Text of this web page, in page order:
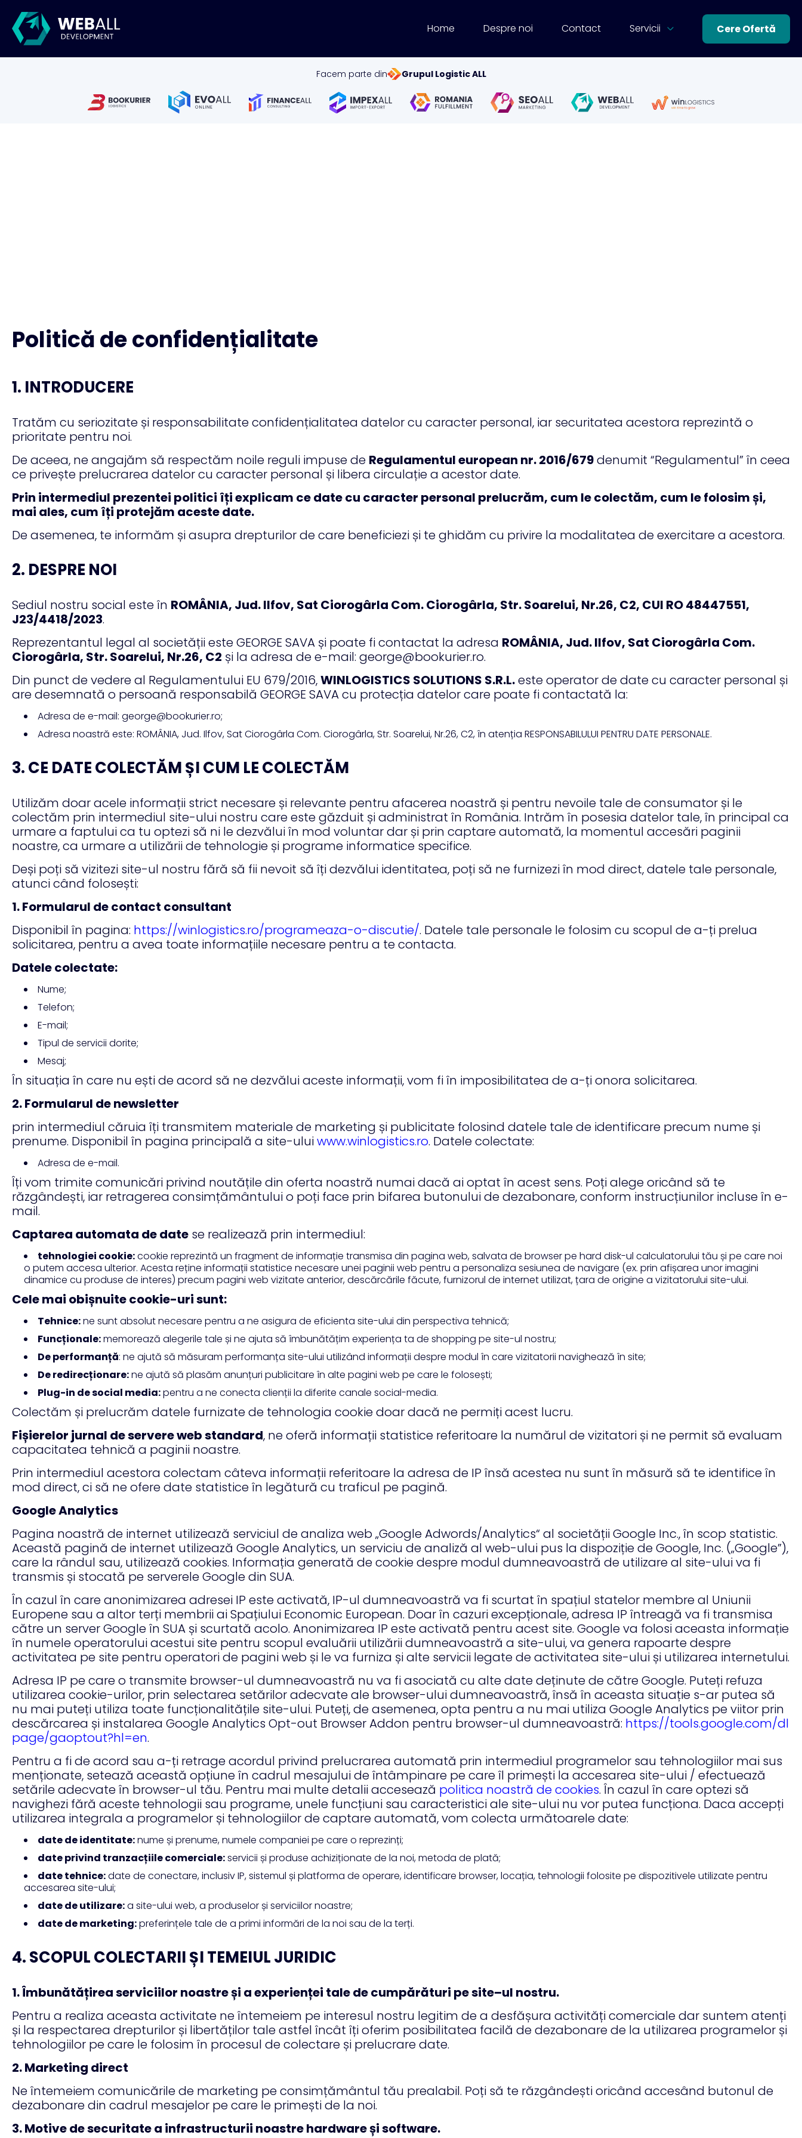
Home Despre noi Contact Servicii Cere Ofertă
Facem parte din Grupul Logistic ALL
Politică de confidențialitate
1. INTRODUCERE
Tratăm cu seriozitate și responsabilitate confidențialitatea datelor cu caracter personal, iar securitatea acestora reprezintă o
prioritate pentru noi.
De aceea, ne angajăm să respectăm noile reguli impuse de Regulamentul european nr. 2016/679denumit “Regulamentul” în ceea
ce privește prelucrarea datelor cu caracter personal și libera circulație a acestor date.
Prin intermediul prezentei politici îți explicam ce date cu caracter personal prelucrăm, cum le colectăm, cum le folosim și,
mai ales, cum îți protejăm aceste date.
De asemenea, te informăm și asupra drepturilor de care beneficiezi și te ghidăm cu privire la modalitatea de exercitare a acestora.
2. DESPRE NOI
Sediul nostru social este în ROMÂNIA, Jud. Ilfov, Sat Ciorogârla Com. Ciorogârla, Str. Soarelui, Nr.26, C2, CUI RO 48447551,
J23/4418/2023.
Reprezentantul legal al societății este GEORGE SAVA și poate fi contactat la adresa ROMÂNIA, Jud. Ilfov, Sat Ciorogârla Com.
Ciorogârla, Str. Soarelui, Nr.26, C2 și la adresa de e-mail: george@bookurier.ro.
Din punct de vedere al Regulamentului EU 679/2016,WINLOGISTICS SOLUTIONS S.R.L.este operator de date cu caracter personal și
are desemnată o persoană responsabilă GEORGE SAVA cu protecția datelor care poate fi contactată la:
Adresa de e-mail: george@bookurier.ro;
Adresa noastră este: ROMÂNIA, Jud. Ilfov, Sat Ciorogârla Com. Ciorogârla, Str. Soarelui, Nr.26, C2, în atenția RESPONSABILULUI PENTRU DATE PERSONALE.
3. CE DATE COLECTĂM ȘI CUM LE COLECTĂM
Utilizăm doar acele informații strict necesare și relevante pentru afacerea noastră și pentru nevoile tale de consumator și le
colectăm prin intermediul site-ului nostru care este găzduit și administrat în România. Intrăm în posesia datelor tale, în principal ca
urmare a faptului ca tu optezi să ni le dezvălui în mod voluntar dar și prin captare automată, la momentul accesări paginii
noastre, ca urmare a utilizării de tehnologie și programe informatice specifice.
Deși poți să vizitezi site-ul nostru fără să fii nevoit să îți dezvălui identitatea, poți să ne furnizezi în mod direct, datele tale personale,
atunci când folosești:
1. Formularul de contact consultant
Disponibil în pagina: https://winlogistics.ro/programeaza-o-discutie/. Datele tale personale le folosim cu scopul de a-ți prelua
solicitarea, pentru a avea toate informațiile necesare pentru a te contacta.
Datele colectate:
Nume;
Telefon;
E-mail;
Tipul de servicii dorite;
Mesaj;
În situația în care nu ești de acord să ne dezvălui aceste informații, vom fi în imposibilitatea de a-ți onora solicitarea.
2. Formularul de newsletter
prin intermediul căruia îți transmitem materiale de marketing și publicitate folosind datele tale de identificare precum nume și
prenume. Disponibil în pagina principală a site-uluiwww.winlogistics.ro. Datele colectate:
Adresa de e-mail.
Îți vom trimite comunicări privind noutățile din oferta noastră numai dacă ai optat în acest sens. Poți alege oricând să te
răzgândești, iar retragerea consimțământului o poți face prin bifarea butonului de dezabonare, conform instrucțiunilor incluse în e-
mail.
Captarea automata de date se realizează prin intermediul:
tehnologiei cookie:cookie reprezintă un fragment de informație transmisa din pagina web, salvata de browser pe hard disk-ul calculatorului tău și pe care noi
o putem accesa ulterior. Acesta reține informații statistice necesare unei paginii web pentru a personaliza sesiunea de navigare (ex. prin afișarea unor imagini
dinamice cu produse de interes) precum pagini web vizitate anterior, descărcările făcute, furnizorul de internet utilizat, țara de origine a vizitatorului site-ului.
Cele mai obișnuite cookie-uri sunt:
Tehnice:ne sunt absolut necesare pentru a ne asigura de eficienta site-ului din perspectiva tehnică;
Funcționale:memorează alegerile tale și ne ajuta să îmbunătățim experiența ta de shopping pe site-ul nostru;
De performanță: ne ajută să măsuram performanța site-ului utilizând informații despre modul în care vizitatorii navighează în site;
De redirecționare:ne ajută să plasăm anunțuri publicitare în alte pagini web pe care le folosești;
Plug-in de social media:pentru a ne conecta clienții la diferite canale social-media.
Colectăm și prelucrăm datele furnizate de tehnologia cookie doar dacă ne permiți acest lucru.
Fișierelor jurnal de servere web standard, ne oferă informații statistice referitoare la numărul de vizitatori și ne permit să evaluam
capacitatea tehnică a paginii noastre.
Prin intermediul acestora colectam câteva informații referitoare la adresa de IP însă acestea nu sunt în măsură să te identifice în
mod direct, ci să ne ofere date statistice în legătură cu traficul pe pagină.
Google Analytics
Pagina noastră de internet utilizează serviciul de analiza web „Google Adwords/Analytics“ al societății Google Inc., în scop statistic.
Această pagină de internet utilizează Google Analytics, un serviciu de analiză al web-ului pus la dispoziție de Google, Inc. („Google”),
care la rândul sau, utilizează cookies. Informația generată de cookie despre modul dumneavoastră de utilizare al site-ului va fi
transmis și stocată pe serverele Google din SUA.
În cazul în care anonimizarea adresei IP este activată, IP-ul dumneavoastră va fi scurtat în spațiul statelor membre al Uniunii
Europene sau a altor terți membrii ai Spațiului Economic European. Doar în cazuri excepționale, adresa IP întreagă va fi transmisa
către un server Google în SUA și scurtată acolo. Anonimizarea IP este activată pentru acest site. Google va folosi aceasta informație
în numele operatorului acestui site pentru scopul evaluării utilizării dumneavoastră a site-ului, va genera rapoarte despre
activitatea pe site pentru operatori de pagini web și le va furniza și alte servicii legate de activitatea site-ului și utilizarea internetului.
Adresa IP pe care o transmite browser-ul dumneavoastră nu va fi asociată cu alte date deținute de către Google. Puteți refuza
utilizarea cookie-urilor, prin selectarea setărilor adecvate ale browser-ului dumneavoastră, însă în aceasta situație s-ar putea să
nu mai puteți utiliza toate funcționalitățile site-ului. Puteți, de asemenea, opta pentru a nu mai utiliza Google Analytics pe viitor prin
descărcarea și instalarea Google Analytics Opt-out Browser Addon pentru browser-ul dumneavoastră: https://tools.google.com/dl
page/gaoptout?hl=en.
Pentru a fi de acord sau a-ți retrage acordul privind prelucrarea automată prin intermediul programelor sau tehnologiilor mai sus
menționate, setează această opțiune în cadrul mesajului de întâmpinare pe care îl primești la accesarea site-ului / efectuează
setările adecvate în browser-ul tău. Pentru mai multe detalii accesează politica noastră de cookies. În cazul în care optezi să
navighezi fără aceste tehnologii sau programe, unele funcțiuni sau caracteristici ale site-ului nu vor putea funcționa. Daca accepți
utilizarea integrala a programelor și tehnologiilor de captare automată, vom colecta următoarele date:
date de identitate:nume și prenume, numele companiei pe care o reprezinți;
date privind tranzacțiile comerciale:servicii și produse achiziționate de la noi, metoda de plată;
date tehnice:date de conectare, inclusiv IP, sistemul și platforma de operare, identificare browser, locația, tehnologii folosite pe dispozitivele utilizate pentru
accesarea site-ului;
date de utilizare:a site-ului web, a produselor și serviciilor noastre;
date de marketing:preferințele tale de a primi informări de la noi sau de la terți.
4. SCOPUL COLECTARII ȘI TEMEIUL JURIDIC
1. Îmbunătățirea serviciilor noastre și a experienței tale de cumpărături pe site–ul nostru.
Pentru a realiza aceasta activitate ne întemeiem pe interesul nostru legitim de a desfășura activități comerciale dar suntem atenți
și la respectarea drepturilor și libertăților tale astfel încât îți oferim posibilitatea facilă de dezabonare de la utilizarea programelor și
tehnologiilor pe care le folosim în procesul de colectare și prelucrare date.
2. Marketing direct
Ne întemeiem comunicările de marketing pe consimțământul tău prealabil. Poți să te răzgândești oricând accesând butonul de
dezabonare din cadrul mesajelor pe care le primești de la noi.
3. Motive de securitate a infrastructurii noastre hardware și software.